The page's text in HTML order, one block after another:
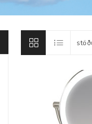
gönguhjálpartæki